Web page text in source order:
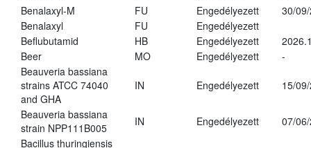
Benalaxyl-M
FU Engedélyezett
30/
Benalaxyl
FU
Engedélyezett
Beflubutamid
HB Engedélyezett
Beer
MO Engedélyezett
-
Beauveria bassiana
strains ATCC 74040
and GHA
IN Engedélyezett 15/
Beauveria bassiana
strain NPP111B005
IN Engedélyezett
07/
Bacillus thuringiensis